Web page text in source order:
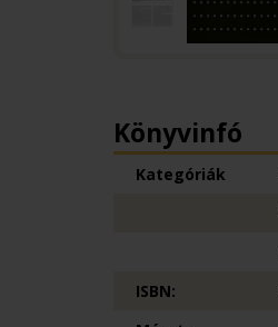
Könyvinfó
Kategóriák
ISBN: